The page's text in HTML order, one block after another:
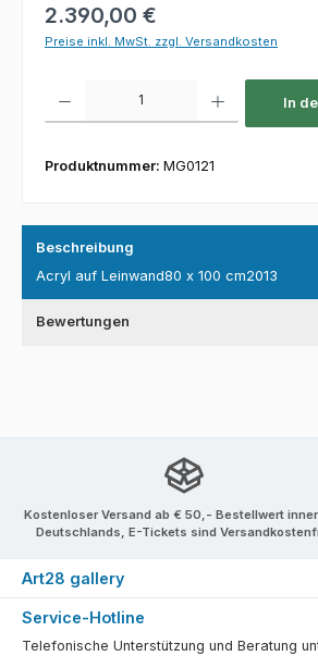
Regulärer Preis:
2.390,00 €
Preise inkl. MwSt. zzgl. Versandkosten
In
Produktnummer: MG0121
Beschreibung
Acryl auf Leinwand80 x 100 cm2013
Bewertungen
Kostenloser Versand ab € 50,- Bestellwert
Deutschlands, E-Tickets sind
Art28 gallery
Service-Hotline
Telefonische Unterstützung und Beratung